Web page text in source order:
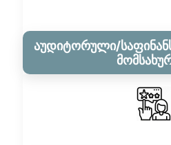
აუდიტორული/